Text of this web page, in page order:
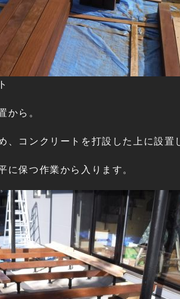
から。
、コンクリートを打設した上に設置
に保つ作業から入ります。